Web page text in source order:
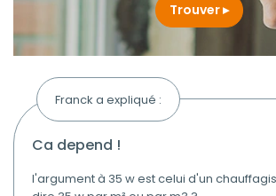
Trouver
Franck a expliqué :
ca depend !
l'argument à 35 w est celui d'un